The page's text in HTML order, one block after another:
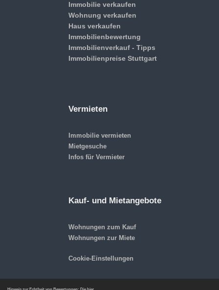
Immobilie verkaufen
Wohnung verkaufen
Haus verkaufen
Immobilienbewertung
Immobilienverkauf - Tipps
Immobilienpreise Stuttgart
Vermieten
Immobilie vermieten
Mietgesuche
Infos für Vermieter
Kauf- und Mietangebote
Wohnungen zum Kauf
Wohnungen zur Miete
Cookie-Einstellungen